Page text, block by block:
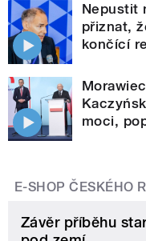
Nepustit
přiznat,
končící
moci,
E-SHOP ČESKÉHO
Závěr příběhu